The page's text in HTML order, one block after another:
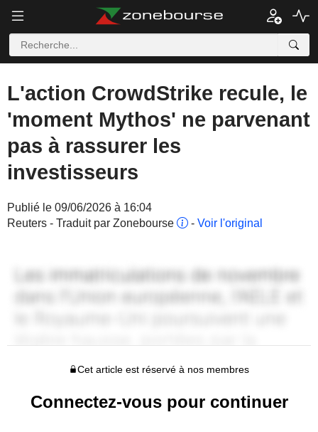
L'action CrowdStrike recule, le
'moment Mythos' ne parvenant
pas à rassurer les
investisseurs
Publié le 09/06/2026 à 16:04
Reuters - Traduit par Zonebourse
- Voir l'original
Cet article est réservé à nos membres
Connectez-vous pour continuer